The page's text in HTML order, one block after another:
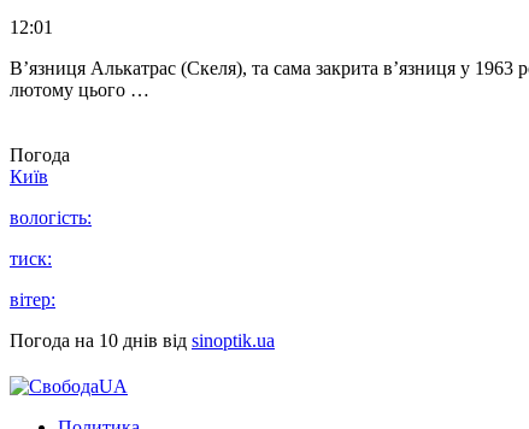
12:01
В’язниця Алькатрас (Скеля), та сама закрита в’язниця у
лютому цього …
Погода
Київ
вологість:
тиск:
вітер:
Погода на 10 днів від sinoptik.ua